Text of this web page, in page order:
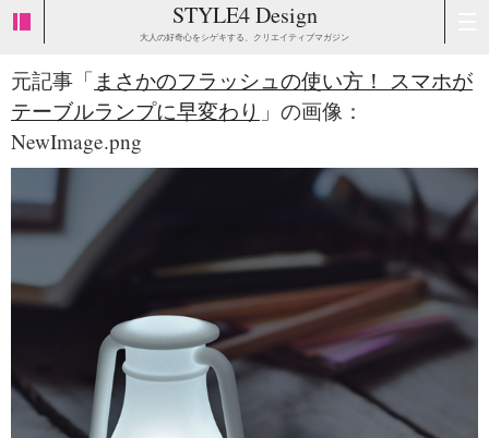
STYLE4 Design
大人の好奇心をシゲキする、クリエイティブマガジン
元記事「 まさかのフラッシュの使い方！ スマホが
テーブルランプに早変わり 」の画像：
NewImage.png